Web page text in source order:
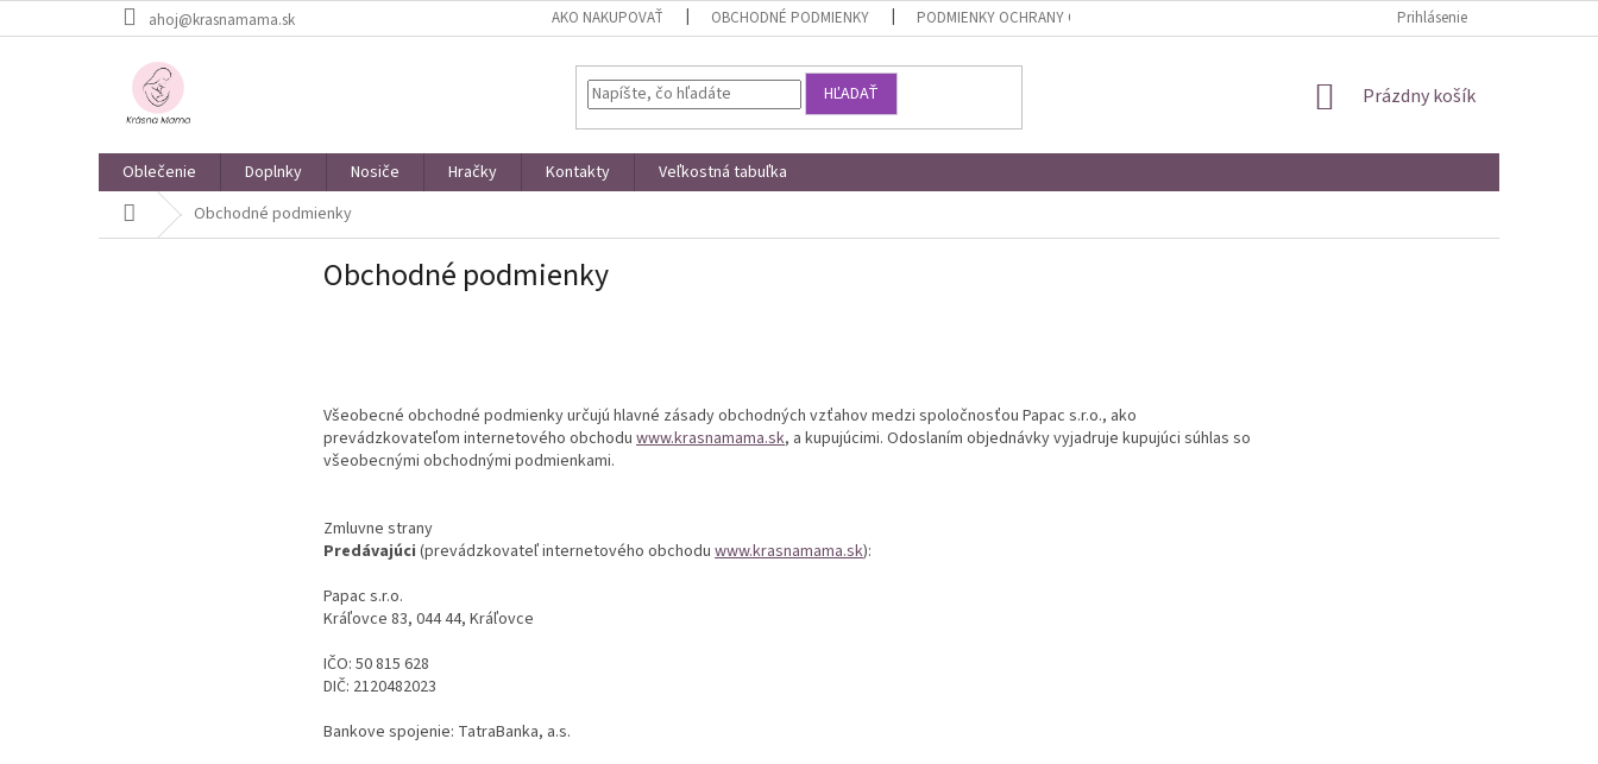
na
ahoj@krasnamama.sk AKO NAKUPOVAŤ OBCHODNÉ PODMIENKY PODMIENKY OCHRANY OSOBNÝCH ÚDAJOV Prihlásenie
HĽADAŤ
NÁKUPNÝ
Prázdny košík
Oblečenie Doplnky Nosiče Hračky Kontakty
Veľkostná tabuľka
Domov Obchodné podmienky
Obchodné podmienky
Všeobecné obchodné podmienky určujú hlavné zásady obchodných vzťahov medzi spoločnosťou Papac s.r.o., ako
prevádzkovateľom internetového obchodu www.krasnamama.sk, a kupujúcimi. Odoslaním objednávky vyjadruje kupujúci súhlas so
všeobecnými obchodnými podmienkami.
Zmluvne strany
Predávajúci (prevádzkovateľ internetového obchodu www.krasnamama.sk):
Papac s.r.o.
Kráľovce 83, 044 44, Kráľovce
IČO: 50 815 628
DIČ: 2120482023
Bankove spojenie: TatraBanka, a.s.